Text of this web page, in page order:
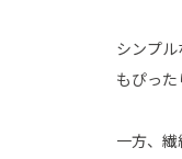
シンプ
もぴっ
一方、